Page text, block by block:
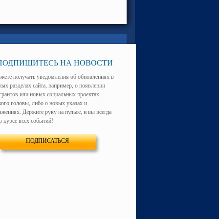
НА НОВОСТИ
получать уведомления об обновлениях в
разделах сайта, например, о появлении
или новых социальных проектах
головы, либо о новых указах и
Держите руку на пульсе, и вы всегда
курсе всех событий!
ПОДПИСАТЬСЯ